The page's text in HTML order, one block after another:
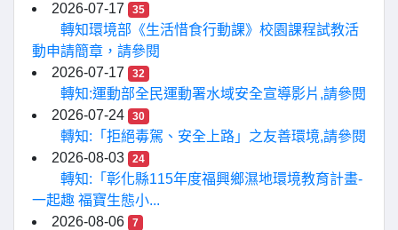
2026-07-17
35
轉知環境部《生活惜食行動課》校園課程試教活
動申請簡章，請參閱
2026-07-17
32
轉知:運動部全民運動署水域安全宣導影片,請參閱
2026-07-24
30
轉知:「拒絕毒駕、安全上路」之友善環境,請參閱
2026-08-03
24
轉知:「彰化縣115年度福興鄉濕地環境教育計畫-
一起趣 福寶生態小...
2026-08-06
7